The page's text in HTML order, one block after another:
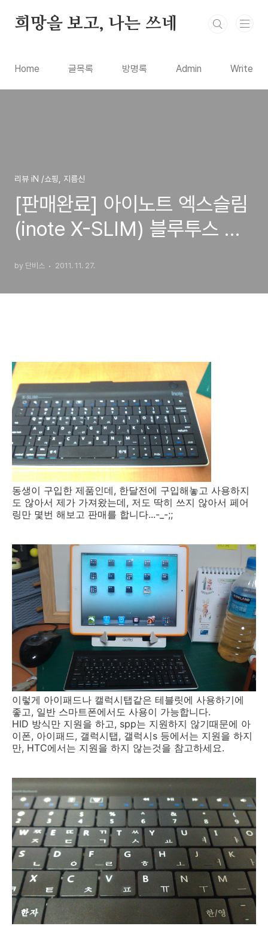
희망을 보고, 나는 쓰네
Home 글목록 방명록 Admin Write
리뷰 iN /쇼핑, 지름신
[판매완료] 아이노트 엑스슬림
(inote X-SLIM) 블루투스 키
by 단비스 2011. 11. 27.
동생이 구입한 제품인데, 한달전에 구입해놓고 사용하지
도 않아서 제가 가져왔는데, 저도 딱히 쓰지 않아서 페어
링만 몇번 해보고 판매를 합니다...-_-;;
이렇게 아이패드나 캘럭시탭같은 테블릿에 사용하기에
좋고, 일반 스마트폰에서도 사용이 가능합니다.
HID 방식만 지원을 하고, spp는 지원하지 않기때문에 아
이폰, 아이패드, 갤럭시탭, 갤럭시s 등에서는 지원을 하지
만, HTC에서는 지원을 하지 않는것을 참고하세요.